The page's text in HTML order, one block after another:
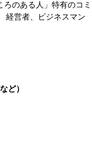
のある人」特有のコミ
経営者、ビジネスマン
ど）